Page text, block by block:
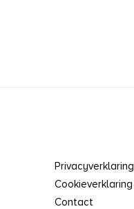
Privacyverklaring
Cookieverklaring
Contact